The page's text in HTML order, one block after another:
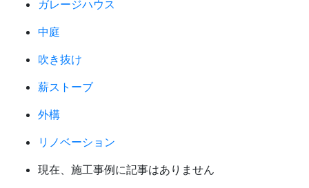
ガレージハウス
中庭
吹き抜け
薪ストーブ
外構
リノベーション
現在、施工事例に記事はありません